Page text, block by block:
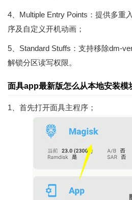
4、Multiple Entry Points：提供多重
序及自定义开机动画；
5、Standard Stuffs：支持移除dm-
解锁分区读写权限。
面具app最新版怎么从本地安装模
1、首先打开面具主程序；